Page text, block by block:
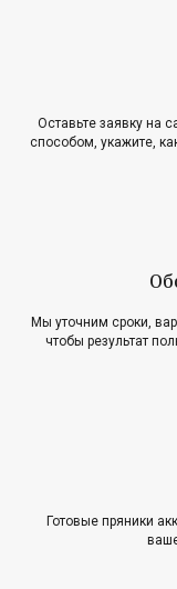
Оставьте заявку на
способом, укажите,
Мы уточним сроки,
чтобы результат
Готовые пряники
Контакты